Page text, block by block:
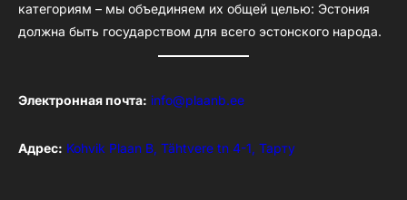
категориям – мы объединяем их общей целью: Эстония
должна быть государством для всего эстонского народа.
Электронная почта: info@plaanb.ee
Адрес: Kohvik Plaan B, Tähtvere tn 4-1, Тарту